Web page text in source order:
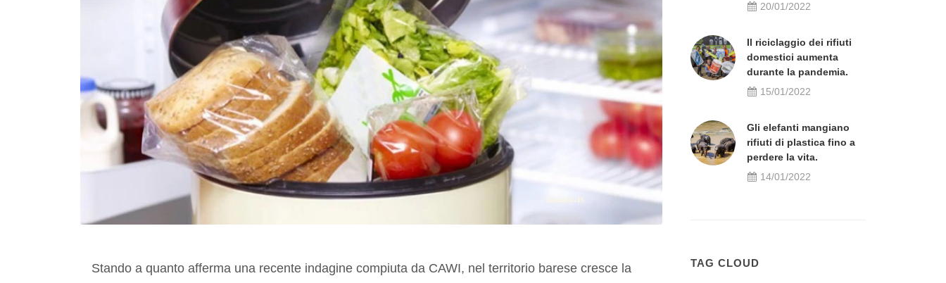
Stando a quanto afferma una recente indagine compiuta da CAWI, nel territorio barese cresce la
20/01/2022
Il riciclaggio dei rifiuti
domestici aumenta
durante la pandemia.
15/01/2022
Gli elefanti mangiano
rifiuti di plastica fino a
perdere la vita.
14/01/2022
TAG CLOUD